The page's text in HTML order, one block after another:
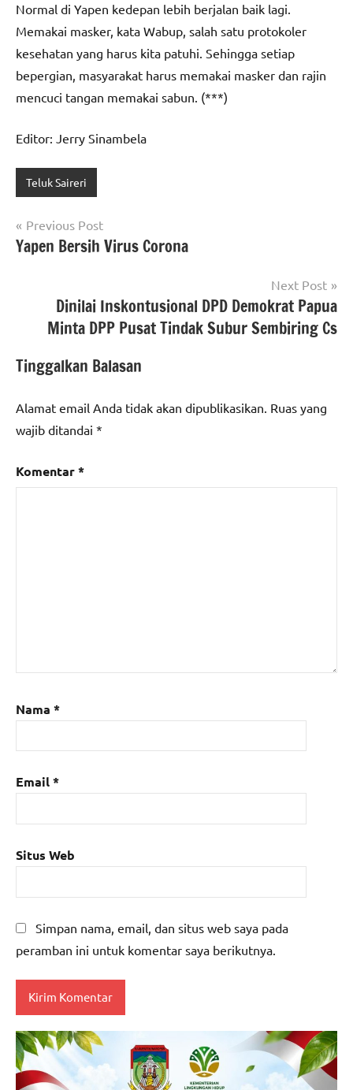
Normal di Yapen kedepan lebih berjalan baik lagi.
Memakai masker, kata Wabup, salah satu protokoler
kesehatan yang harus kita patuhi. Sehingga setiap
bepergian, masyarakat harus memakai masker dan rajin
mencuci tangan memakai sabun. (***)
Editor: Jerry Sinambela
Teluk Saireri
Navigasi
pos
Previous Post
Yapen Bersih Virus Corona
Next Post
Dinilai Inskontusional DPD Demokrat Papua
Minta DPP Pusat Tindak Subur Sembiring Cs
Tinggalkan Balasan
Alamat email Anda tidak akan dipublikasikan. Ruas yang
wajib ditandai *
Komentar*
Nama *
Email*
Situs Web
Simpan nama, email, dan situs web saya pada
peramban ini untuk komentar saya berikutnya.